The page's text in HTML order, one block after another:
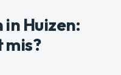
Huizen: